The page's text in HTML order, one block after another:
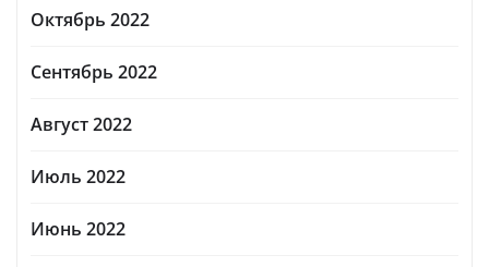
Октябрь 2022
Сентябрь 2022
Август 2022
Июль 2022
Июнь 2022